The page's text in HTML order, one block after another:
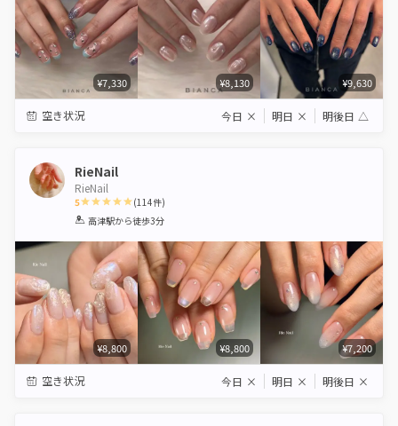
¥7,330 ¥8,130 ¥9,630
空き状況 今日 × 明日 × 明後日 △
RieNail
RieNail
5
1 2 3 4 5
(114件)
高津駅から徒歩3分
¥8,800 ¥8,800 ¥7,200
空き状況 今日 × 明日 × 明後日 ×